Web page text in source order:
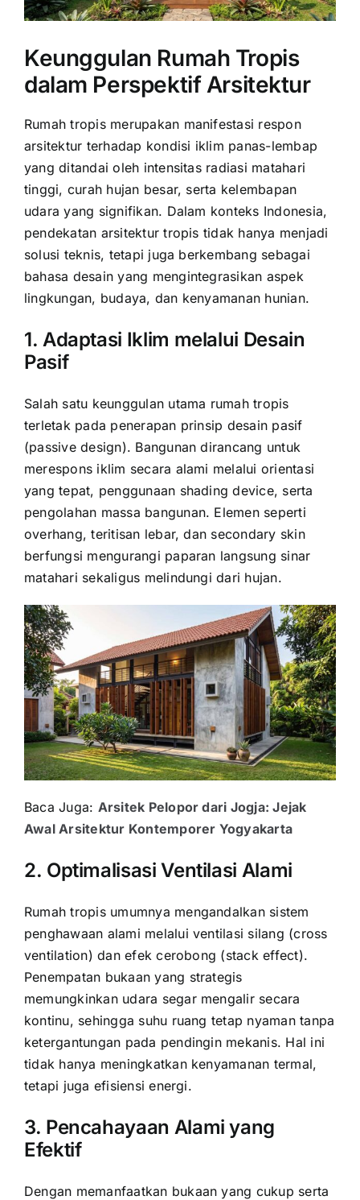
Keunggulan Rumah Tropis
dalam Perspektif Arsitektur
Rumah tropis merupakan manifestasi respon
arsitektur terhadap kondisi iklim panas-lembap
yang ditandai oleh intensitas radiasi matahari
tinggi, curah hujan besar, serta kelembapan
udara yang signifikan. Dalam konteks Indonesia,
pendekatan arsitektur tropis tidak hanya menjadi
solusi teknis, tetapi juga berkembang sebagai
bahasa desain yang mengintegrasikan aspek
lingkungan, budaya, dan kenyamanan hunian.
1. Adaptasi Iklim melalui Desain
Pasif
Salah satu keunggulan utama rumah tropis
terletak pada penerapan prinsip desain pasif
(passive design). Bangunan dirancang untuk
merespons iklim secara alami melalui orientasi
yang tepat, penggunaan shading device, serta
pengolahan massa bangunan. Elemen seperti
overhang, teritisan lebar, dan secondary skin
berfungsi mengurangi paparan langsung sinar
matahari sekaligus melindungi dari hujan.
Baca Juga: Arsitek Pelopor dari Jogja: Jejak
Awal Arsitektur Kontemporer Yogyakarta
2. Optimalisasi Ventilasi Alami
Rumah tropis umumnya mengandalkan sistem
penghawaan alami melalui ventilasi silang (cross
ventilation) dan efek cerobong (stack effect).
Penempatan bukaan yang strategis
memungkinkan udara segar mengalir secara
kontinu, sehingga suhu ruang tetap nyaman tanpa
ketergantungan pada pendingin mekanis. Hal ini
tidak hanya meningkatkan kenyamanan termal,
tetapi juga efisiensi energi.
3. Pencahayaan Alami yang
Efektif
Dengan memanfaatkan bukaan yang cukup serta